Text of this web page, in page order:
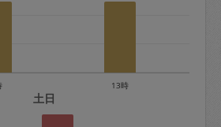
料金の設定について：
（3時間）の金額とスポット
13時
土日